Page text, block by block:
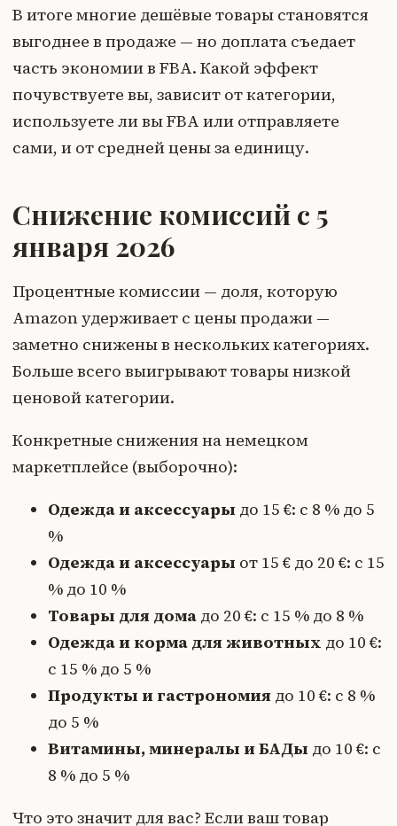
В итоге многие дешёвые товары становятся
выгоднее в продаже — но доплата съедает
часть экономии в FBA. Какой эффект
почувствуете вы, зависит от категории,
используете ли вы FBA или отправляете
сами, и от средней цены за единицу.
Снижение комиссий с 5
января 2026
Процентные комиссии — доля, которую
Amazon удерживает с цены продажи —
заметно снижены в нескольких категориях.
Больше всего выигрывают товары низкой
ценовой категории.
Конкретные снижения на немецком
маркетплейсе (выборочно):
Одежда и аксессуары до 15 €: с 8 % до 5
%
Одежда и аксессуары от 15 € до 20 €: с 15
% до 10 %
Товары для дома до 20 €: с 15 % до 8 %
Одежда и корма для животных до 10 €:
с 15 % до 5 %
Продукты и гастрономия до 10 €: с 8 %
до 5 %
Витамины, минералы и БАДы до 10 €: с
8 % до 5 %
Что это значит для вас? Если ваш товар